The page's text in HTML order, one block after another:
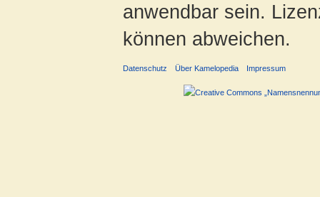
anwendbar sein.
können abweichen.
Datenschutz Über Kamelopedia Impressum